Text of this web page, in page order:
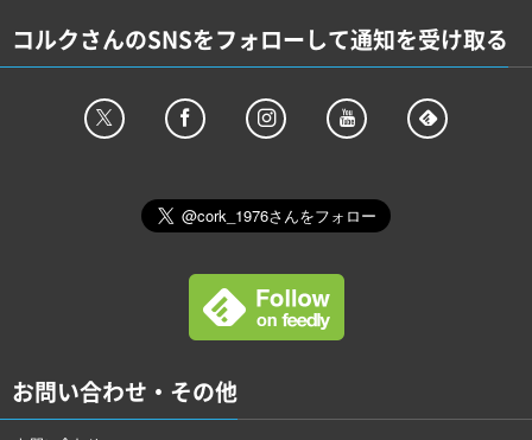
コルクさんのSNSをフォローして通知を受け取る
お問い合わせ・その他